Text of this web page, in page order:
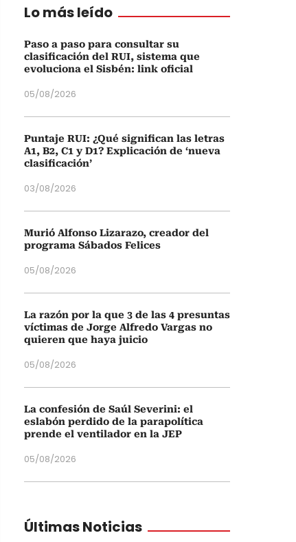
Lo más leído
Paso a paso para consultar su
clasificación del RUI, sistema que
evoluciona el Sisbén: link oficial
05/08/2026
Puntaje RUI: ¿Qué significan las letras
A1, B2, C1 y D1? Explicación de ‘nueva
clasificación’
03/08/2026
Murió Alfonso Lizarazo, creador del
programa Sábados Felices
05/08/2026
La razón por la que 3 de las 4 presuntas
víctimas de Jorge Alfredo Vargas no
quieren que haya juicio
05/08/2026
La confesión de Saúl Severini: el
eslabón perdido de la parapolítica
prende el ventilador en la JEP
05/08/2026
Últimas Noticias